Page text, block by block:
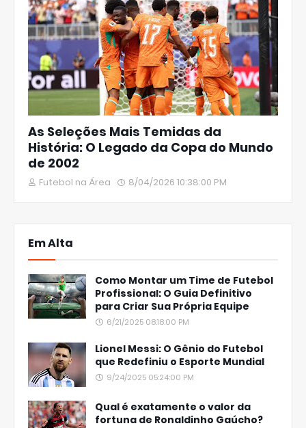
As Seleções Mais Temidas da
História: O Legado da Copa do Mundo
de 2002
Futebol na Área 8/04/2026 10:38:00 PM
Em Alta
Como Montar um Time de Futebol
Profissional: O Guia Definitivo
para Criar Sua Própria Equipe
6/21/2025 08:18:00 PM
Lionel Messi: O Gênio do Futebol
que Redefiniu o Esporte Mundial
9/24/2025 05:24:00 PM
Qual é exatamente o valor da
fortuna de Ronaldinho Gaúcho?